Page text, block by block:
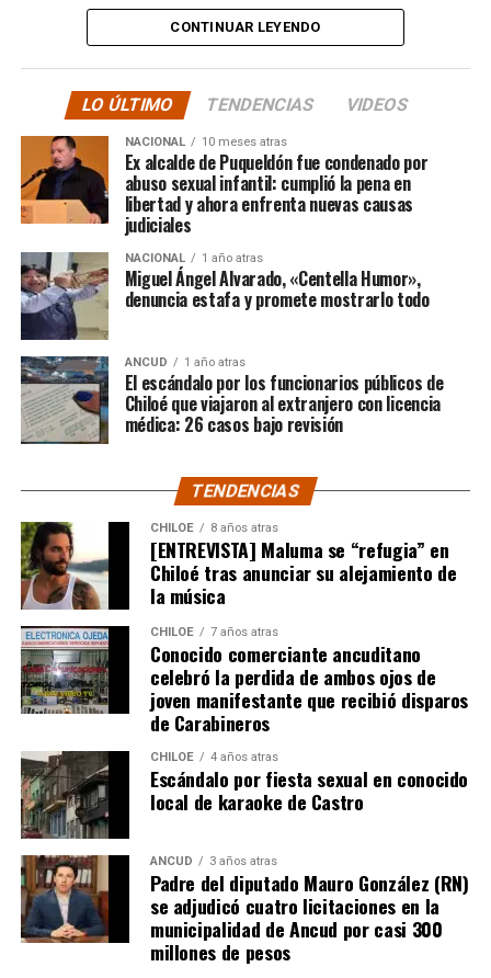
tele y donde sea para
hacer justicia.”
quienes lo han acompañado desde que compartió lo
ocurrido:
“Gracias a todos por el
apoyo!!!!”
Por el momento, las personas aludidas no han emitido
declaraciones públicas. La historia, según Centella,
recién comienza y, el mencionado posteo, ha generado
comentarios de todo tipo, en su gran mayoría, a favor
del humorista de Punta Arenas.
CONTINUAR LEYENDO
LO ÚLTIMO TENDENCIAS VIDEOS
NACIONAL 10 meses atras
Ex alcalde de Puqueldón fue condenado por
abuso sexual infantil: cumplió la pena en
libertad y ahora enfrenta nuevas causas
judiciales
NACIONAL 1 año atras
Miguel Ángel Alvarado, «Centella Humor»,
denuncia estafa y promete mostrarlo todo
ANCUD 1 año atras
El escándalo por los funcionarios públicos de
Chiloé que viajaron al extranjero con licencia
médica: 26 casos bajo revisión
TENDENCIAS
CHILOE 8 años atras
[ENTREVISTA] Maluma se “refugia” en
Chiloé tras anunciar su alejamiento de
la música
CHILOE 7 años atras
Conocido comerciante ancuditano
celebró la perdida de ambos ojos de
joven manifestante que recibió disparos
de Carabineros
CHILOE 4 años atras
Escándalo por fiesta sexual en conocido
local de karaoke de Castro
ANCUD 3 años atras
Padre del diputado Mauro González (RN)
se adjudicó cuatro licitaciones en la
municipalidad de Ancud por casi 300
millones de pesos